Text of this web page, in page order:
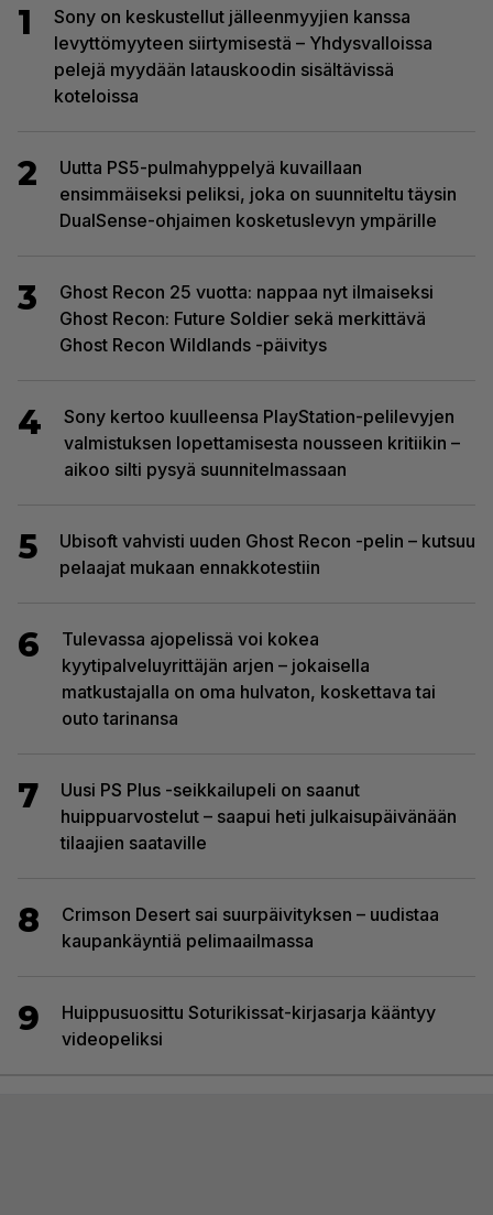
1
Sony on keskustellut jälleenmyyjien kanssa
levyttömyyteen siirtymisestä – Yhdysvalloissa
pelejä myydään latauskoodin sisältävissä
koteloissa
2
Uutta PS5-pulmahyppelyä kuvaillaan
ensimmäiseksi peliksi, joka on suunniteltu täysin
DualSense-ohjaimen kosketuslevyn ympärille
3
Ghost Recon 25 vuotta: nappaa nyt ilmaiseksi
Ghost Recon: Future Soldier sekä merkittävä
Ghost Recon Wildlands -päivitys
4
Sony kertoo kuulleensa PlayStation-pelilevyjen
valmistuksen lopettamisesta nousseen kritiikin –
aikoo silti pysyä suunnitelmassaan
5
Ubisoft vahvisti uuden Ghost Recon -pelin – kutsuu
pelaajat mukaan ennakkotestiin
6
Tulevassa ajopelissä voi kokea
kyytipalveluyrittäjän arjen – jokaisella
matkustajalla on oma hulvaton, koskettava tai
outo tarinansa
7
Uusi PS Plus -seikkailupeli on saanut
huippuarvostelut – saapui heti julkaisupäivänään
tilaajien saataville
8
Crimson Desert sai suurpäivityksen – uudistaa
kaupankäyntiä pelimaailmassa
9
Huippusuosittu Soturikissat-kirjasarja kääntyy
videopeliksi